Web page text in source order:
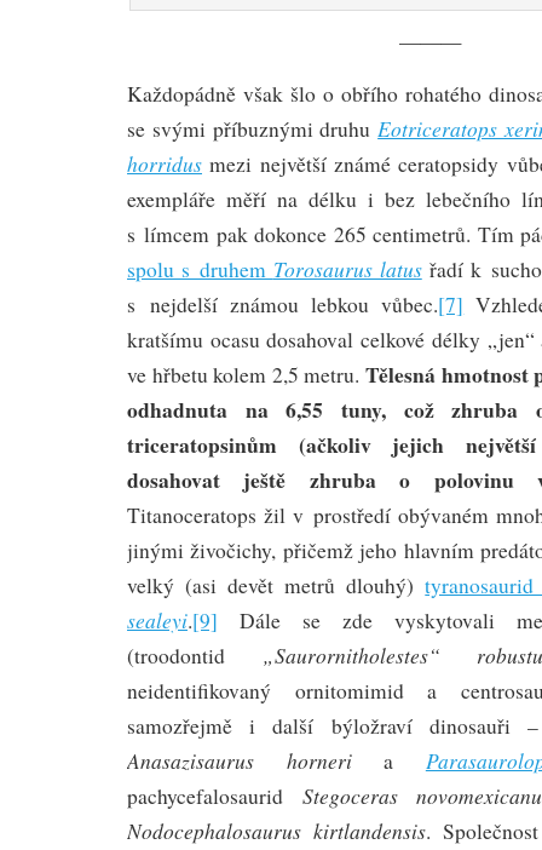
———
Každopádně však šlo o obřího rohatého
se svými příbuznými druhu Eotriceratops
horridus mezi největší známé ceratopsidy
exempláře měří na délku i bez lebečního
s límcem pak dokonce 265 centimetrů. Tím
spolu s druhem Torosaurus latusřadí k
s nejdelší známou lebkou vůbec.[7]
kratšímu ocasu dosahoval celkové délky
ve hřbetu kolem 2,5 metru.Tělesná hmotnost
odhadnuta na 6,55 tuny, což zhruba
triceratopsinům (ačkoliv jejich
dosahovat ještě zhruba o polovinu
Titanoceratops žil v prostředí obývaném
jinými živočichy, přičemž jeho hlavním
velký (asi devět metrů dlouhý)
sealeyi.[9] Dále se zde vyskytovali
(troodontid „Saurornitholestes“
neidentifikovaný ornitomimid a
samozřejmě i další býložraví dinosauři
Anasazisaurus horneria
pachycefalosaurid Stegoceras
Nodocephalosaurus kirtlandensis.